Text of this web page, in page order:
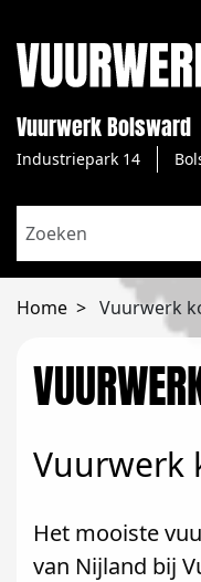
Vuurwerk Bolsward
Industriepark 14
Home Vuurwerk
Vuurwerk
Het mooiste
van Nijland bij